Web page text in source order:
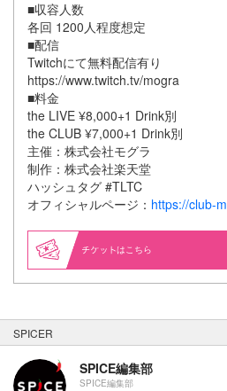
■収容人数
各回 1200人程度想定
■配信
Twitchにて無料配信有り
https://www.twitch.tv/mogra
■料金
the LIVE ¥8,000+1 Drink別
the CLUB ¥7,000+1 Drink別
主催：株式会社モグラ
制作：株式会社楽天堂
ハッシュタグ #TLTC
オフィシャルページ： https://club-
はこちら
SPICER
SPICE編集部
SPICE編集部